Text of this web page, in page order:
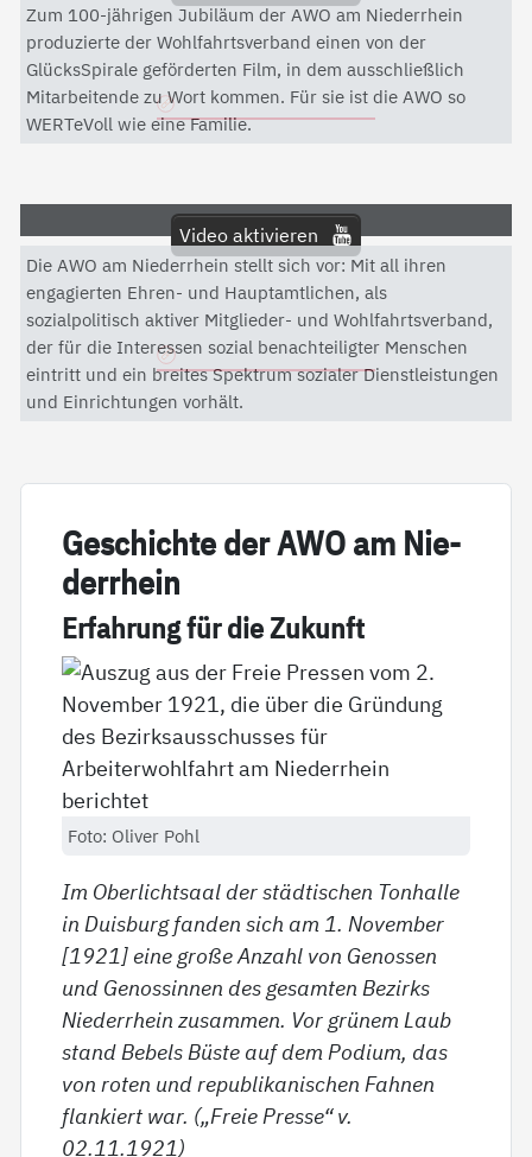
Mit dem Aktivieren des Videos akzeptieren Sie die
Datenschutzerklärung von YouTube.
Datenschutzerklärung
Zum 100-jährigen Jubiläum der AWO am Niederrhein
produzierte der Wohlfahrtsverband einen von der
GlücksSpirale geförderten Film, in dem ausschließlich
Mitarbeitende zu Wort kommen. Für sie ist die AWO so
WERTeVoll wie eine Familie.
Video aktivieren
Mit dem Aktivieren des Videos akzeptieren Sie die
Datenschutzerklärung von YouTube.
Datenschutzerklärung
Die AWO am Niederrhein stellt sich vor: Mit all ihren
engagierten Ehren- und Hauptamtlichen, als
sozialpolitisch aktiver Mitglieder- und Wohlfahrtsverband,
der für die Interessen sozial benachteiligter Menschen
eintritt und ein breites Spektrum sozialer Dienstleistungen
und Einrichtungen vorhält.
Ge­schich­te der AWO am Nie­
der­r­hein
Er­fah­rung für die Zu­kunft
Foto: Oliver Pohl
Im Oberlichtsaal der städtischen Tonhalle
in Duisburg fanden sich am 1. November
[1921] eine große Anzahl von Genossen
und Genossinnen des gesamten Bezirks
Niederrhein zusammen. Vor grünem Laub
stand Bebels Büste auf dem Podium, das
von roten und republikanischen Fahnen
flankiert war. („Freie Presse“ v.
02.11.1921)